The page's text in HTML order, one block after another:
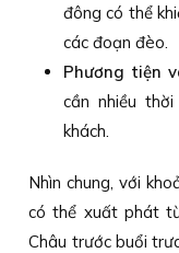
đông có thể
các đoạn đèo.
Phương tiện
cần nhiều
khách.
Nhìn chung, với
có thể xuất phát
Châu trước buổi